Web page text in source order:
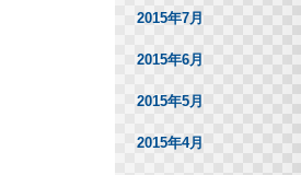
2015年7月
2015年6月
2015年5月
2015年4月